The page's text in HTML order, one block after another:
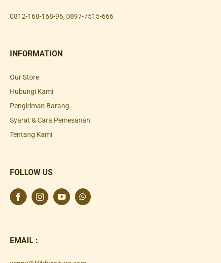
0812-168-168-96, 0897-7515-666
INFORMATION
Our Store
Hubungi Kami
Pengiriman Barang
Syarat & Cara Pemesanan
Tentang Kami
FOLLOW US
EMAIL :